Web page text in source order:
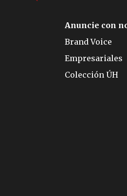
Anuncie con
Brand Voice
Empresariales
Colección ÚH